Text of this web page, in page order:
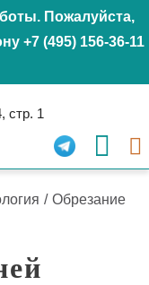
Пожалуйста,
+7 (495) 156-36-11
стр. 1
/ Обрезание